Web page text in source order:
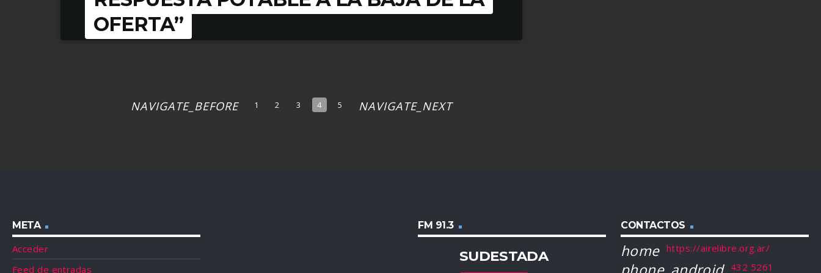
OFERTA”
NAVIGATE_BEFORE 1 2 3 4 5 NAVIGATE_NEXT
META
Acceder
Feed de entradas
FM 91.3
SUDESTADA
CONTACTOS
home https://airelibre.org.ar/
432 5261